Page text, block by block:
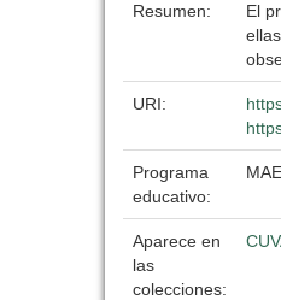
Resumen:
El
URI:
Programa
educativo:
Aparece en
las
colecciones: